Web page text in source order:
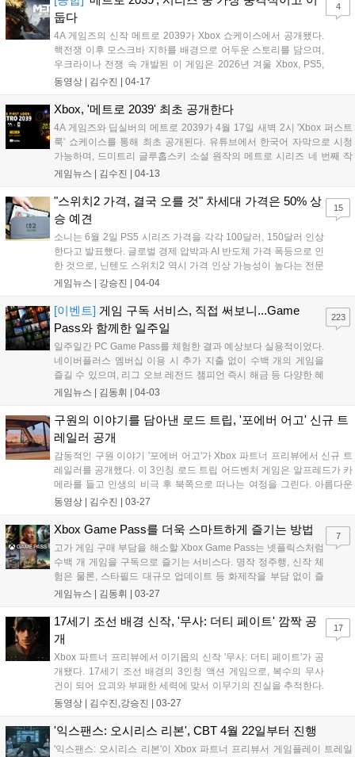
둡다
4A 게임즈의 신작 메트로 2039가 Xbox 쇼케이스에서 공개됐다.
핵전쟁 이후 모스크바 지하를 배경으로 어두운 스토리를 담으며,
우크라이나 전쟁 속 개발된 이 게임은 2026년 겨울 Xbox, PS5,
PC로 출시된다....
동영상 | 김수진 04-17
4
Xbox, '메트로 2039' 최초 공개한다
4A 게임즈와 딥실버의 메트로 2039가 4월 17일 새벽 2시 'Xbox 퍼스트
룩' 쇼케이스를 통해 최초 공개된다. 유튜브에서 한국어 자막으로 시청
가능하며, 드미트리 글루홉스키 소설 원작의 메트로 시리즈 네 번째 작
품인 이 포스트 아포칼립스 1인칭 슈터의 첫 모습이 공개될 예정이다....
게임뉴스 | 김수진 04-13
"스위치2 가격, 결국 오를 것" 차세대 가격은 50% 상
승 예견
소니는 6월 2일 PS5 시리즈 가격을 각각 100달러, 150달러 인상
한다고 발표했다. 글로벌 경제 압박과 AI 반도체 가격 폭등으로 인
한 것으로, 닌텐도 스위치2 역시 가격 인상 가능성이 높다는 전문
가들의 예측이 나왔다. 컨설팅 업체 칸탄 게임즈 세르칸 토토는
했고, DFC 인텔리전스 데이비드 콜 CEO 및 전 닌텐도 세일즈 리
더 션도 부품 비용 상승과 AI 칩 수요 증가, 유가 상승 등으로 가격
인상이 불가피하다고 주장했다. 닌텐도 후루카와 슌타로 대표는
장기 공급망 안정화를 강조했지만, 부품 비용 상승 시 전략 재검
토 가능성을 시사했다. 특히 스위치2 램 비용이 41% 상승해 재고
소진 후 가격 인상이 우려된다. 소니, MS, 닌텐도 외 밸브도 부품
가 상승으로 스팀 머신 출시 지연 및 스팀덱2 출시 연기 루머가 돈
수 있다고 경고했다....
게임뉴스 | 강승진 04-04
15
[이벤트] 게임 구독 서비스, 직접 써보니...Game
Pass와 함께한 일주일
일주일간 PC Game Pass를 체험한 결과 예상보다 실용적이었다.
네이버플러스 멤버십 이용 시 추가 지출 없이 수백 개의 게임을
즐길 수 있으며, 리그 오브 레전드 챔피언 즉시 해금 등 다양한 혜
택이 있다....
게임뉴스 | 김동휘 04-03
223
구원의 이야기를 담아낸 로드 트립, '포에버 어고' 신규 트
레일러 공개
감동적인 구원 이야기 '포에버 어고'가 Xbox 파트너 프리뷰에서 신규 트
레일러를 공개했다. 이 3인칭 로드 트립 어드벤처 게임은 알프레드가 카
메라를 들고 인생의 비극 후 북쪽으로 떠나는 여정을 그린다. 아름다운
환경을 탐험하며 추억을 만들고 퍼즐을 푸는 이 게임은 2026년 가을
동영상 | 김수진 03-27
Xbox Game Pass를 더욱 스마트하게 즐기는 방법
고가 게임 구매 부담을 해소할 Xbox Game Pass는 넷플릭스처럼
수백 개 게임을 구독으로 즐기는 서비스다. 명작 정주행, 신작 체
험은 물론, 스타필드 대규모 업데이트 등 화제작을 부담 없이 즐
기며 게임 소비 방식을 바꾼다....
게임뉴스 | 김동휘 03-27
7
17세기 조선 배경 신작, '무사: 더티 페이트' 깜짝 공
개
Xbox 파트너 프리뷰에서 이기몹의 신작 '무사: 더티 페이트'가 공
개됐다. 17세기 조선 배경의 3인칭 액션 게임으로, 복수의 무사
건이 되어 요괴와 부패한 세력에 맞서 이무기의 진실을 추적한다.
칼과 활을 활용한 차별화된 전투가 특징이며, 2027년 PC, PS5,
동영상 | 김수진,강승진 03-27
17
'익스팬스: 오시리스 리본', CBT 4월 22일부터 진행
'익스팬스: 오시리스 리본'이 Xbox 파트너 프리뷰서 게임플레이 트레일